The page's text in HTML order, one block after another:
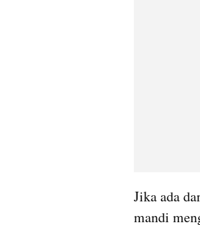
Jika ada
mandi